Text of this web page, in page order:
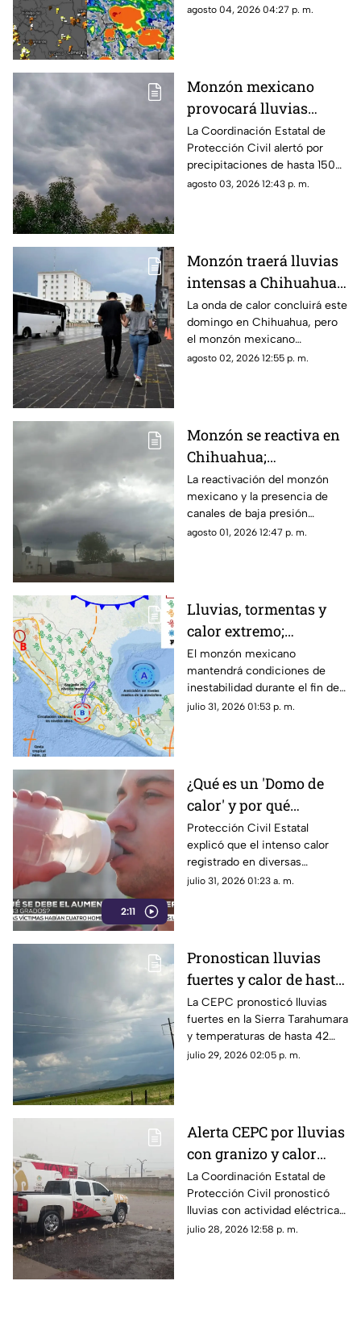
regiones de Chihuahua, de
agosto 04, 2026 04:27 p. m.
Monzón mexicano
provocará lluvias
intensas, granizo y
fuertes vientos en
Chihuahua esta
semana
La Coordinación Estatal de
Protección Civil alertó por
precipitaciones de hasta 150
milímetros, rachas de viento
agosto 03, 2026 12:43 p. m.
Monzón traerá lluvias
intensas a Chihuahua;
esta fecha termina la
onda de calor
La onda de calor concluirá este
domingo en Chihuahua, pero
el monzón mexicano
mantendrá lluvias fuertes,
agosto 02, 2026 12:55 p. m.
Monzón se reactiva en
Chihuahua;
pronostican lluvias,
fuertes vientos y
temperaturas de hasta
39°C
La reactivación del monzón
mexicano y la presencia de
canales de baja presión
provocarán lluvias, fuertes
agosto 01, 2026 12:47 p. m.
Lluvias, tormentas y
calor extremo;
pronóstico del clima
para el fin de semana
en Chihuahua
El monzón mexicano
mantendrá condiciones de
inestabilidad durante el fin de
semana en Chihuahua.
julio 31, 2026 01:53 p. m.
2:11
¿Qué es un 'Domo de
calor' y por qué
mantiene temperaturas
de hasta 43 grados en
Chihuahua?
Protección Civil Estatal
explicó que el intenso calor
registrado en diversas
regiones de Chihuahua se
julio 31, 2026 01:23 a. m.
Pronostican lluvias
fuertes y calor de hasta
42 grados en
Chihuahua; aquí fechas
La CEPC pronosticó lluvias
fuertes en la Sierra Tarahumara
y temperaturas de hasta 42
grados centígrados en el norte
julio 29, 2026 02:05 p. m.
Alerta CEPC por lluvias
con granizo y calor
extremo en Chihuahua
La Coordinación Estatal de
Protección Civil pronosticó
lluvias con actividad eléctrica y
posible granizo en la Sierra
julio 28, 2026 12:58 p. m.